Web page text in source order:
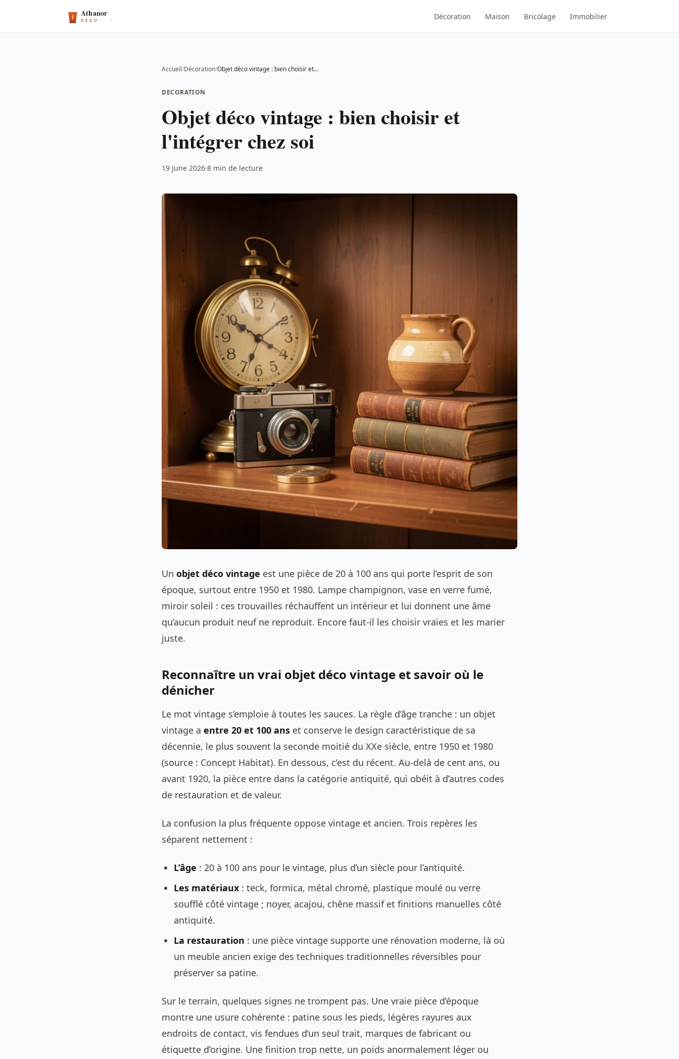
Décoration Maison Bricolage Immobilier
Accueil/Décoration/ Objet déco vintage : bien choisir et l'intégrer chez soi
DECORATION
Objet déco vintage : bien choisir et
l'intégrer chez soi
19 June 2026 8 min de lecture
Un objet déco vintage est une pièce de 20 à 100 ans qui porte l’esprit de son
époque, surtout entre 1950 et 1980. Lampe champignon, vase en verre fumé,
miroir soleil : ces trouvailles réchauffent un intérieur et lui donnent une âme
qu’aucun produit neuf ne reproduit. Encore faut-il les choisir vraies et les marier
juste.
Reconnaître un vrai objet déco vintage et savoir où le
dénicher
Le mot vintage s’emploie à toutes les sauces. La règle d’âge tranche : un objet
vintage a entre 20 et 100 ans et conserve le design caractéristique de sa
décennie, le plus souvent la seconde moitié du XXe siècle, entre 1950 et 1980
(source : Concept Habitat). En dessous, c’est du récent. Au-delà de cent ans, ou
avant 1920, la pièce entre dans la catégorie antiquité, qui obéit à d’autres codes
de restauration et de valeur.
La confusion la plus fréquente oppose vintage et ancien. Trois repères les
séparent nettement :
L’âge : 20 à 100 ans pour le vintage, plus d’un siècle pour l’antiquité.
Les matériaux : teck, formica, métal chromé, plastique moulé ou verre
soufflé côté vintage ; noyer, acajou, chêne massif et finitions manuelles côté
antiquité.
La restauration : une pièce vintage supporte une rénovation moderne, là où
un meuble ancien exige des techniques traditionnelles réversibles pour
préserver sa patine.
Sur le terrain, quelques signes ne trompent pas. Une vraie pièce d’époque
montre une usure cohérente : patine sous les pieds, légères rayures aux
endroits de contact, vis fendues d’un seul trait, marques de fabricant ou
étiquette d’origine. Une finition trop nette, un poids anormalement léger ou